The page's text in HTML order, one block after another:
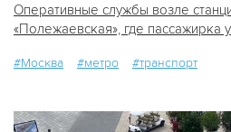
Оперативные службы возле
«Полежаевская», где пассажирка
#Москва #метро #транспорт